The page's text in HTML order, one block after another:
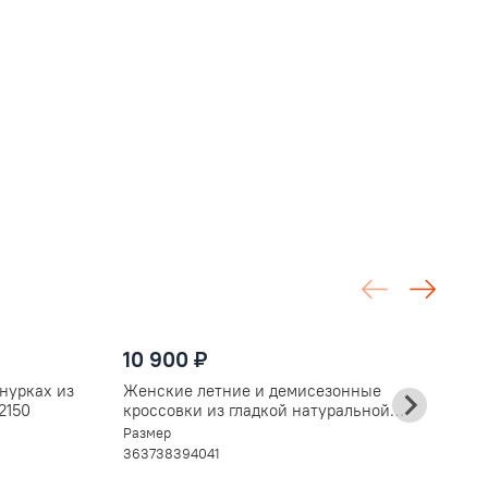
из
10 900 ₽
Женские летние и демисезонные
кроссовки из гладкой натуральной
кожи, черные V2130G
Размер
363738394041